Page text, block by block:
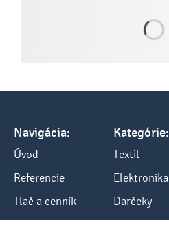
Navigácia:
Úvod
Referencie
Tlač a cenník
Všetko o nákupe
Kategórie:
Textil
Elektronika
Darčeky
Kancelária